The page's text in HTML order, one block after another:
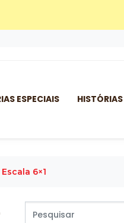
ESPECIAIS HISTÓRIAS
6×1